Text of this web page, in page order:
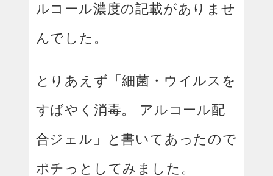
ルコール濃度の記載がありませ
んでした。
とりあえず「細菌・ウイルスを
すばやく消毒。 アルコール配
合ジェル」と書いてあったので
ポチっとしてみました。